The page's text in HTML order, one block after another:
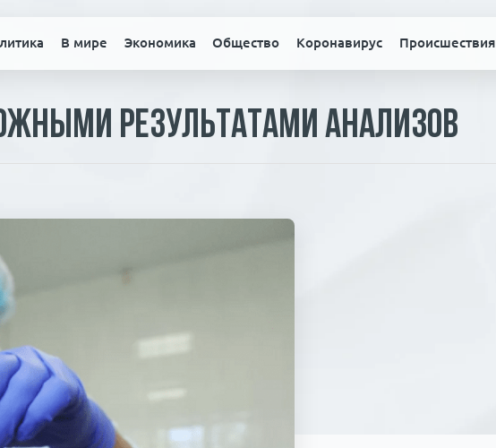
В мире Экономика Общество Коронавирус Происшествия
результатами анализов